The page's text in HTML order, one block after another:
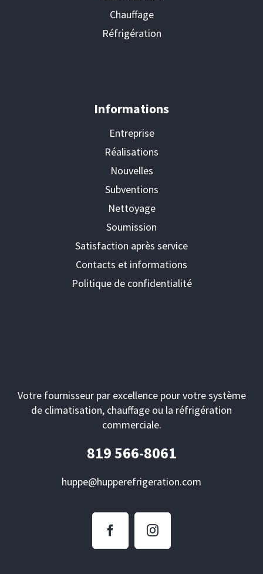
Chauffage
Réfrigération
Informations
Entreprise
Réalisations
Nouvelles
Subventions
Nettoyage
Soumission
Satisfaction après service
Contacts et informations
Politique de confidentialité
Votre fournisseur par excellence pour votre système
de climatisation, chauffage ou la réfrigération
commerciale.
819 566-8061
huppe@hupperefrigeration.com